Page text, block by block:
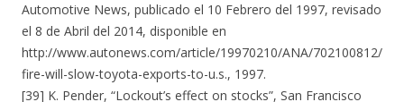
Automotive News, publicado el 10 Febrero del 1997, revisado
el 8 de Abril del 2014, disponible en
http://www.autonews.com/article/19970210/ANA/702100812/
fire-will-slow-toyota-exports-to-u.s., 1997.
[39] K. Pender, “Lockout’s effect on stocks”, San Francisco